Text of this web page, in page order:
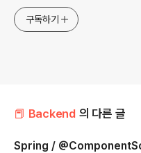
구독하기
📕 Backend 의 다른 글
Spring /